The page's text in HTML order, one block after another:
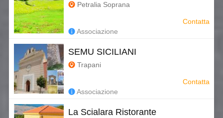
Petralia Soprana
Associazione
Contatta
SEMU SICILIANI
Trapani
Associazione
Contatta
La Scialara Ristorante